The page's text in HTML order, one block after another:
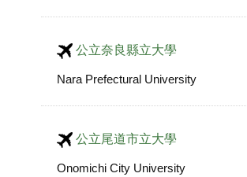
公立奈良縣立大學
Nara Prefectural University
公立尾道市立大學
Onomichi City University